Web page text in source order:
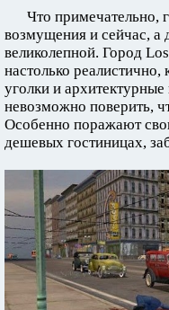
Что примечательно,
возмущения и сейчас, а
великолепной. Город
настолько
уголки и
невозможно поверить,
Особенно поражают
дешевых гостиницах,